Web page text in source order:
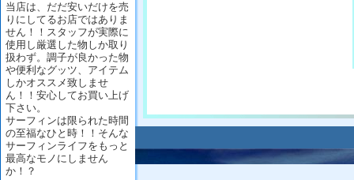
当店は、だだ安いだけを売
りにしてるお店ではありま
せん！！スタッフが実際に
使用し厳選した物しか取り
扱わず。調子が良かった物
や便利なグッツ、アイテム
しかオススメ致しませ
ん！！安心してお買い上げ
下さい。
サーフィンは限られた時間
の至福なひと時！！そんな
サーフィンライフをもっと
最高なモノにしません
か！？